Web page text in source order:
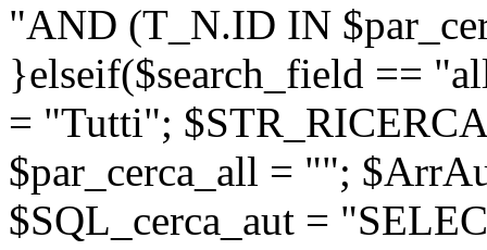
"AND (T_N.ID IN
}elseif($search_field ==
= "Tutti";
$par_cerca_all = "";
$SQL_cerca_aut =